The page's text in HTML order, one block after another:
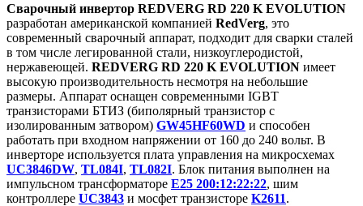
Сварочный инвертор REDVERG RD 220 K EVOLUTION
разработан американской компанией RedVerg, это
современный сварочный аппарат, подходит для сварки сталей
в том числе легированной стали, низкоуглеродистой,
нержавеющей. REDVERG RD 220 K EVOLUTION имеет
высокую производительность несмотря на небольшие
размеры. Аппарат оснащен современными IGBT
транзисторами БТИЗ (биполярный транзистор с
изолированным затвором) GW45HF60WD и способен
работать при входном напряжении от 160 до 240 вольт. В
инверторе используется плата управления на микросхемах
UC3846DW, TL084I, TL082I. Блок питания выполнен на
импульсном трансформаторе E25 200:12:22:22, шим
контроллере UC3843 и мосфет транзисторе K2611.